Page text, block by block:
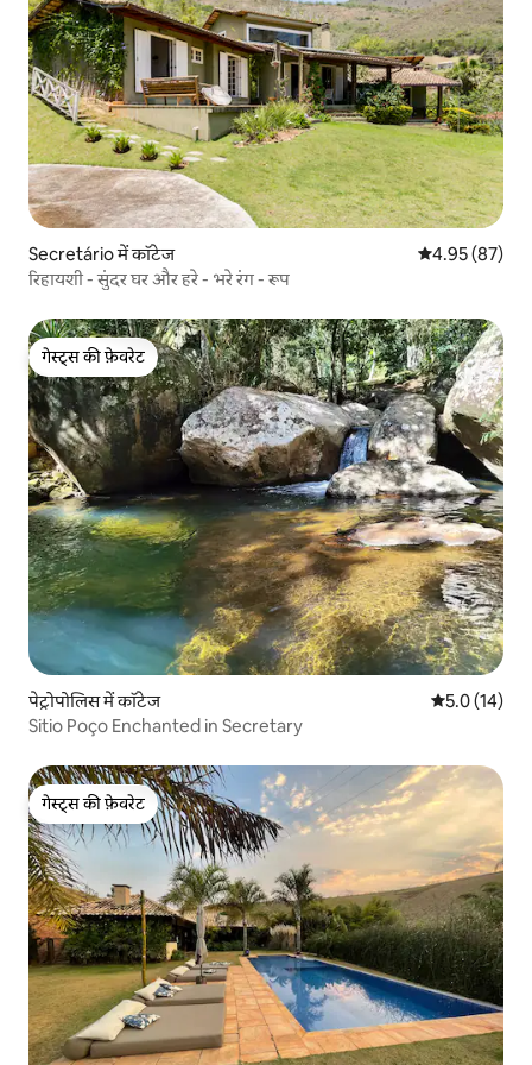
Secretário में कॉटेज औसत रेटिंग 5 में
4.95 (87)
रिहायशी - सुंदर घर और हरे - भरे रंग - रूप
गेस्ट्स की फ़ेवरेट
गेस्ट्स की फ़ेवरेट
पेट्रोपोलिस में कॉटेज औसत रेटिंग 5
5.0 (14)
Sitio Poço Enchanted in Secretary
गेस्ट्स की फ़ेवरेट
गेस्ट्स की फ़ेवरेट